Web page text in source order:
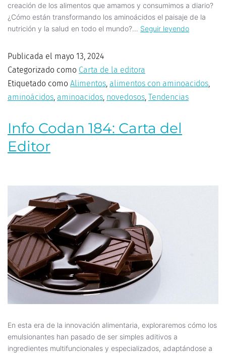
creación de los alimentos que amamos y consumimos a diario?
¿Cómo están transformando los aminoácidos el paisaje de la
nutrición y la salud en todo el mundo?… Seguir leyendo
Publicada el mayo 13, 2024
Categorizado como Carta de la editora
Etiquetado como Alimentos alimentos con aminoacidos
aminoácidos aminoacidos novedosos Tendencias
Info Codan 184: Carta del
Editor
En esta era de la innovación alimentaria, exploraremos cómo los
emulsionantes han pasado de ser simples aditivos a
ingredientes multifuncionales y especializados, adaptándose a